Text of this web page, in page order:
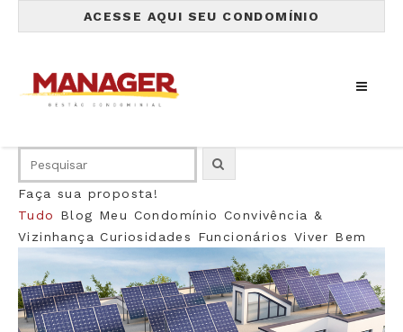
ACESSE AQUI SEU CONDOMÍNIO
Faça sua proposta!
Tudo
Blog Meu Condomínio Convivência &
Vizinhança Curiosidades Funcionários Viver Bem